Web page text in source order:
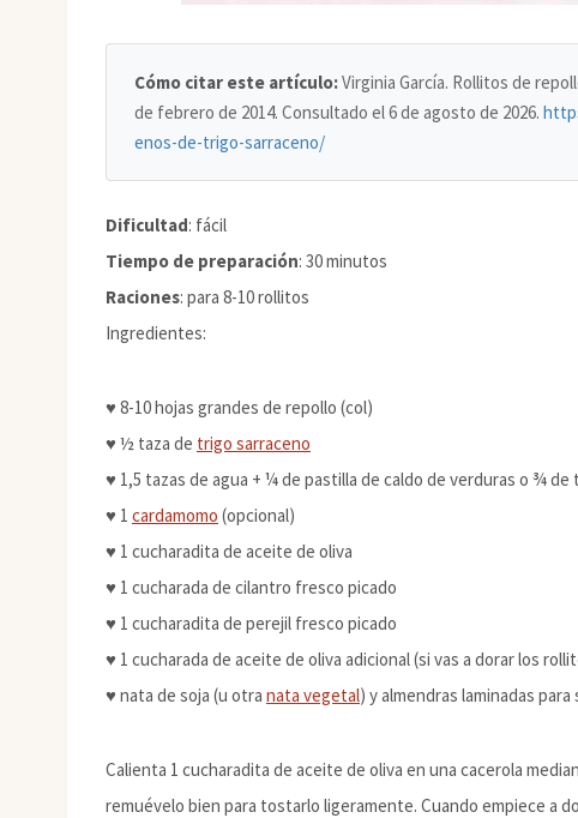
Cómo citar este artículo:Virginia García. Rollitos de
de febrero de 2014. Consultado el6 de agosto de 2026.
enos-de-trigo-sarraceno/
Dificultad: fácil
Tiempo de preparación: 30 minutos
Raciones: para 8-10 rollitos
Ingredientes:
♥ 8-10 hojas grandes de repollo (col)
♥ ½ taza de trigo sarraceno
♥ 1,5 tazas de agua + ¼ de pastilla de caldo de verduras o ¾
♥ 1 cardamomo (opcional)
♥ 1 cucharadita de aceite de oliva
♥ 1 cucharada de cilantro fresco picado
♥ 1 cucharadita de perejil fresco picado
♥ 1 cucharada de aceite de oliva adicional (si vas a dorar los
♥ nata de soja (u otra nata vegetal) y almendras laminadas para
Calienta 1 cucharadita de aceite de oliva en una cacerola
remuévelo bien para tostarlo ligeramente. Cuando empiece a